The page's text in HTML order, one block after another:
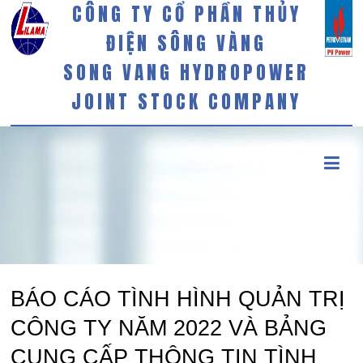
CÔNG TY CỔ PHẦN THỦY
ĐIỆN SÔNG VÀNG
SONG VANG HYDROPOWER
JOINT STOCK COMPANY
BÁO CÁO TÌNH HÌNH QUẢN TRỊ
CÔNG TY NĂM 2022 VÀ BẢNG
CUNG CẤP THÔNG TIN TÌNH